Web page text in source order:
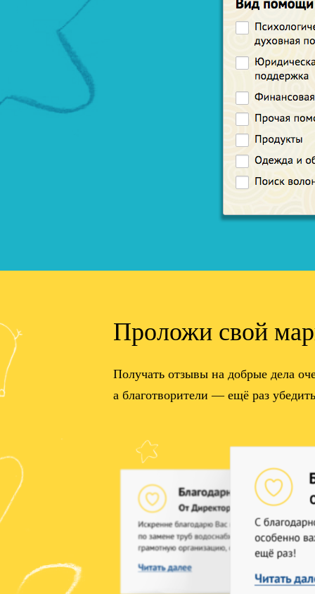
Проложи свой
Получать отзывы на добрые дела
а благотворители — ещё раз